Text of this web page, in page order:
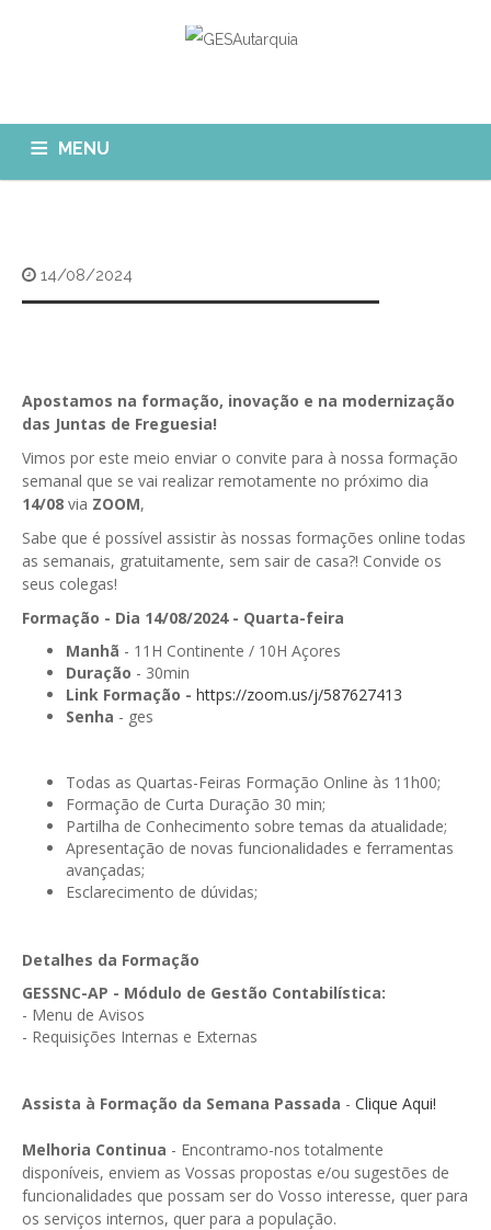
MENU
O que fazemos?
GESCanídeo
GESContPública
GESDocumental
GESElevador
GESFaturação
GESFeira
GESInventário
GESMarcação
GESSNC-AP Reg. Completo
GESPopulação
GESProcesso
Configurar Email
Eliminar Conta
Isenção de IVA
Submeter SAFT
14/08/2024
Apostamos na formação, inovação e na modernização
das Juntas de Freguesia!
Vimos por este meio enviar o convite para à nossa formação
semanal que se vai realizar remotamente no próximo dia
14/08 via ZOOM,
Sabe que é possível assistir às nossas formações online todas
as semanais, gratuitamente, sem sair de casa?! Convide os
seus colegas!
Formação - Dia 14/08/2024 - Quarta-feira
Manhã - 11H Continente / 10H Açores
Duração - 30min
Link Formação - https://zoom.us/j/587627413
Senha - ges
Todas as Quartas-Feiras Formação Online às 11h00;
Formação de Curta Duração 30 min;
Partilha de Conhecimento sobre temas da atualidade;
Apresentação de novas funcionalidades e ferramentas
avançadas;
Esclarecimento de dúvidas;
Detalhes da Formação
GESSNC-AP - Módulo de Gestão Contabilística:
- Menu de Avisos
- Requisições Internas e Externas
Assista à Formação da Semana Passada - Clique Aqui!
Melhoria Continua - Encontramo-nos totalmente
disponíveis, enviem as Vossas propostas e/ou sugestões de
funcionalidades que possam ser do Vosso interesse, quer para
os serviços internos, quer para a população.